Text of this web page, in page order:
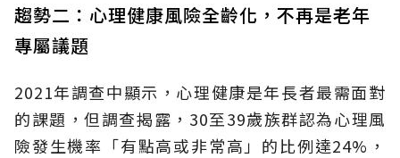
趨勢二：心理健康風險全齡化，不再是老年
專屬議題
2021年調查中顯示，心理健康是年長者最需面對
的課題，但調查揭露，30至39歲族群認為心理風
險發生機率「有點高或非常高」的比例達24%，